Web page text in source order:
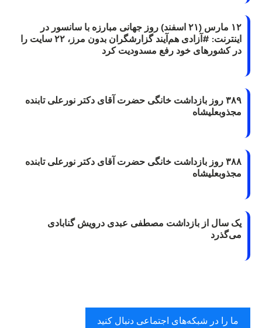
۱۲ مارس (۲۱ اسفند) روز جهانی مبارزه با سانسور در
اینترنت: #آزادی هم‌آیند گزارشگران‌ بدون مرز، ۲۲ سایت را
در کشورهای خود رفع مسدودیت کرد
۳۸۹ روز بازداشت خانگی حضرت آقای دکتر نورعلی تابنده
مجذوبعلیشاه
۳۸۸ روز بازداشت خانگی حضرت آقای دکتر نورعلی تابنده
مجذوبعلیشاه
یک سال از بازداشت مصطفی عبدی درویش گنابادی
می‌گذرد
ما را در شبکه‌های اجتماعی دنبال کنید